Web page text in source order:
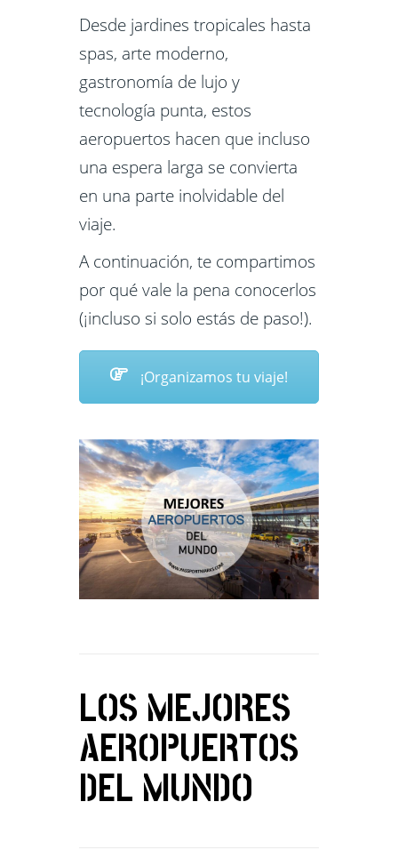
Desde jardines tropicales hasta
spas, arte moderno,
gastronomía de lujo y
tecnología punta, estos
aeropuertos hacen que incluso
una espera larga se convierta
en una parte inolvidable del
viaje.
A continuación, te compartimos
por qué vale la pena conocerlos
(¡incluso si solo estás de paso!).
¡Organizamos tu viaje!
LOS MEJORES
AEROPUERTOS
DEL MUNDO